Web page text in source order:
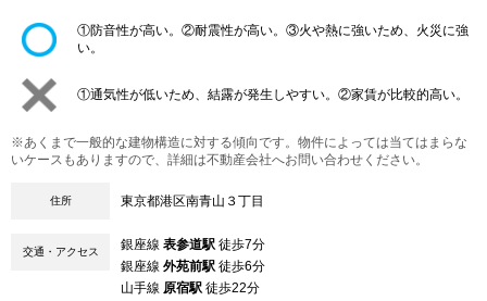
①防音性が高い。②耐震性が高い。③火や熱に強いため、火災に強
い。
①通気性が低いため、結露が発生しやすい。②家賃が比較的高い。
※あくまで一般的な建物構造に対する傾向です。物件によっては当てはまらな
いケースもありますので、詳細は不動産会社へお問い合わせください。
住所 東京都港区南青山３丁目
交通・アクセス 銀座線 表参道駅 徒歩7分
銀座線 外苑前駅 徒歩6分
山手線 原宿駅 徒歩22分